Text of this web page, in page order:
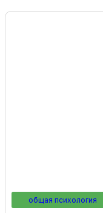
общая психология